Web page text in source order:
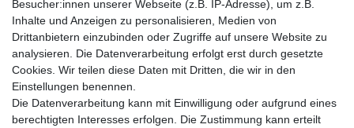
Wir versenden mit
Besucher:innen unserer Webseite (z.B. IP-Adresse), um z.B.
Inhalte und Anzeigen zu personalisieren, Medien von
Drittanbietern einzubinden oder Zugriffe auf unsere Website zu
analysieren. Die Datenverarbeitung erfolgt erst durch gesetzte
Cookies. Wir teilen diese Daten mit Dritten, die wir in den
Einstellungen benennen.
Die Datenverarbeitung kann mit Einwilligung oder aufgrund eines
berechtigten Interesses erfolgen. Die Zustimmung kann erteilt